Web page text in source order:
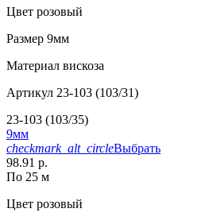
Цвет розовый
Размер 9мм
Материал вискоза
Артикул 23-103 (103/31)
23-103 (103/35)
9мм
checkmark_alt_circleВыбрать
98.91 р.
По 25 м
Цвет розовый